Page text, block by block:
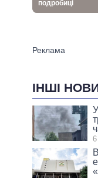
ІНШІ